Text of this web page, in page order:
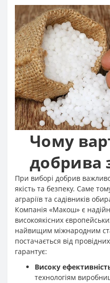
Чому
добрива
При виборі добрив
якість та безпеку. Саме
аграріїв та садівників
Компанія «Макош» є
високоякісних
найвищим міжнародним
постачається від
гарантує:
Високу
технологіям